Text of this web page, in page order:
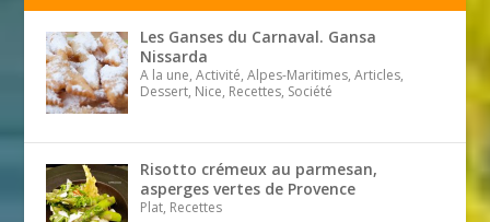
Les Ganses du Carnaval. Gansa
Nissarda
A la une, Activité, Alpes-Maritimes, Articles,
Dessert, Nice, Recettes, Société
Risotto crémeux au parmesan,
asperges vertes de Provence
Plat, Recettes